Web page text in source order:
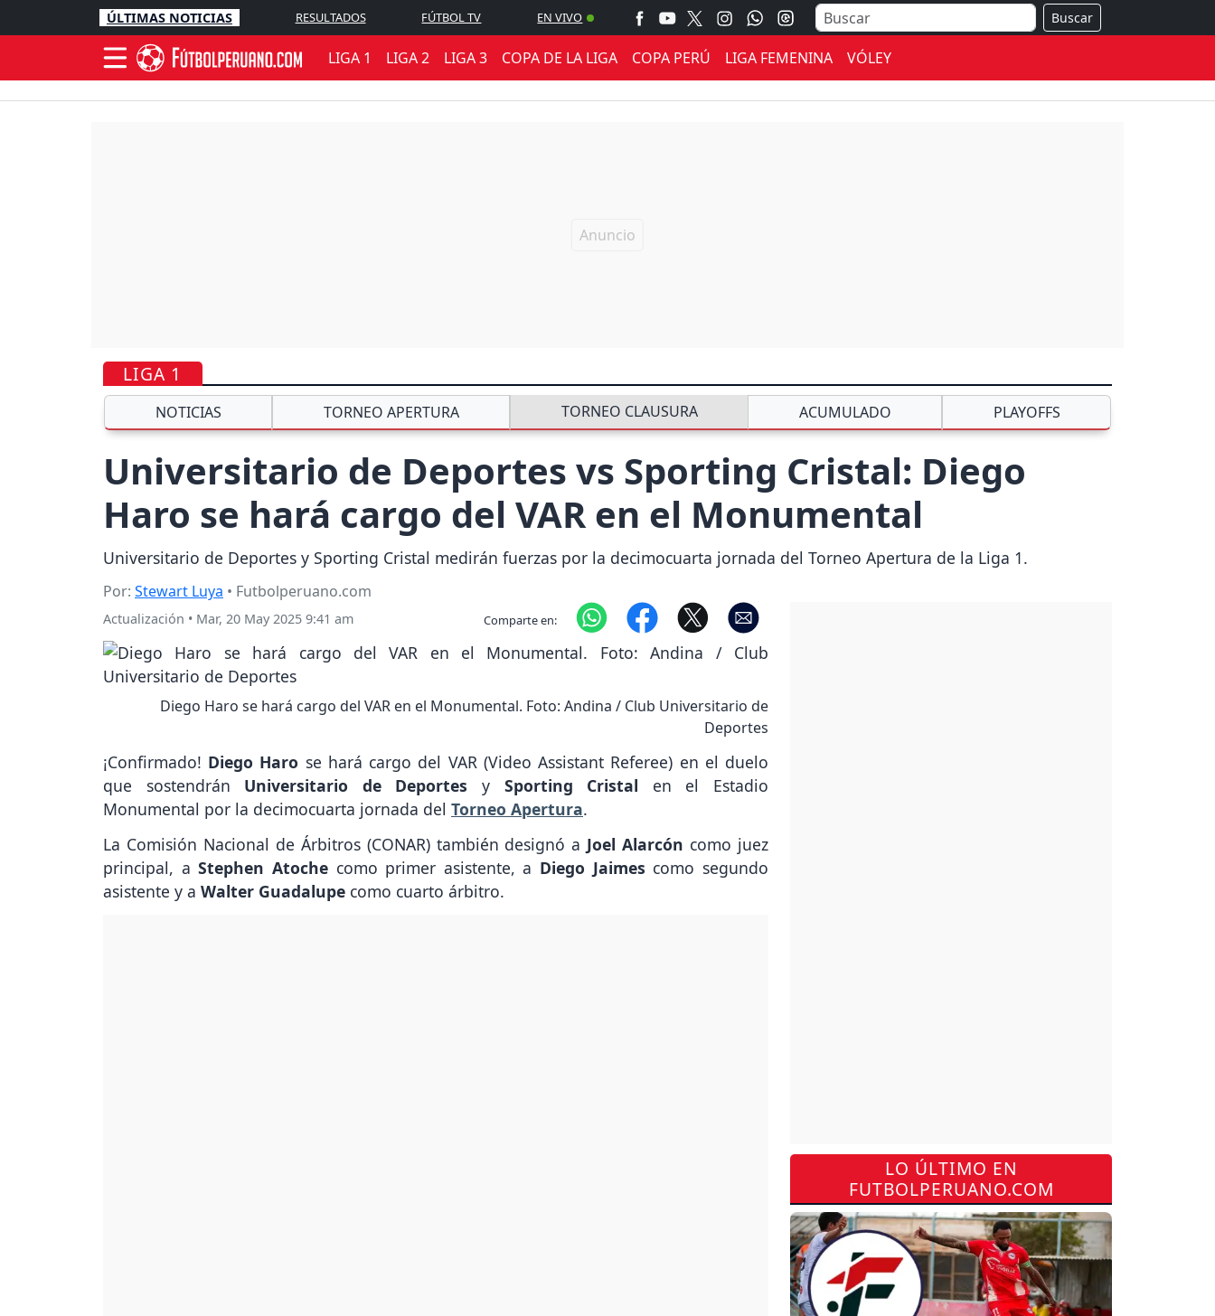
ÚLTIMAS NOTICIAS RESULTADOS FÚTBOL TV EN VIVO Buscar
LIGA 1 LIGA 2 LIGA 3 COPA DE LA LIGA COPA PERÚ LIGA FEMENINA VÓLEY
LIGA 1
NOTICIAS TORNEO APERTURA TORNEO CLAUSURA ACUMULADO PLAYOFFS
Universitario de Deportes vs Sporting Cristal: Diego
Haro se hará cargo del VAR en el Monumental
Universitario de Deportes y Sporting Cristal medirán fuerzas por la decimocuarta jornada del Torneo Apertura de la Liga 1.
Por: Stewart Luya • Futbolperuano.com
Actualización • Mar, 20 May 2025 9:41 am Comparte en:
Diego Haro se hará cargo del VAR en el Monumental. Foto: Andina / Club Universitario de
Deportes
¡Confirmado! Diego Haro se hará cargo del VAR (Video Assistant Referee) en el duelo
que sostendrán Universitario de Deportes y Sporting Cristal en el Estadio
Monumental por la decimocuarta jornada del Torneo Apertura.
La Comisión Nacional de Árbitros (CONAR) también designó a Joel Alarcón como juez
principal, aStephen Atochecomo primer asistente, a Diego Jaimes como segundo
asistente y a Walter Guadalupe como cuarto árbitro.
LO ÚLTIMO EN
FUTBOLPERUANO.COM